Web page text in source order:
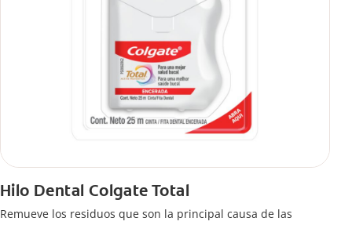
Hilo Dental Colgate Total
Remueve los residuos que son la principal causa de las